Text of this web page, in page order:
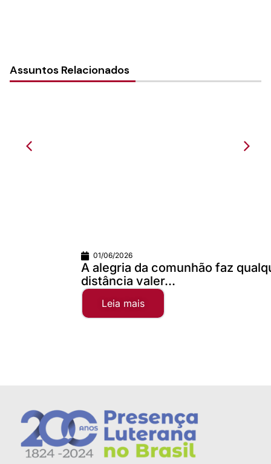
Assuntos Relacionados
A alegria da comunhão faz qualquer
distância valer...